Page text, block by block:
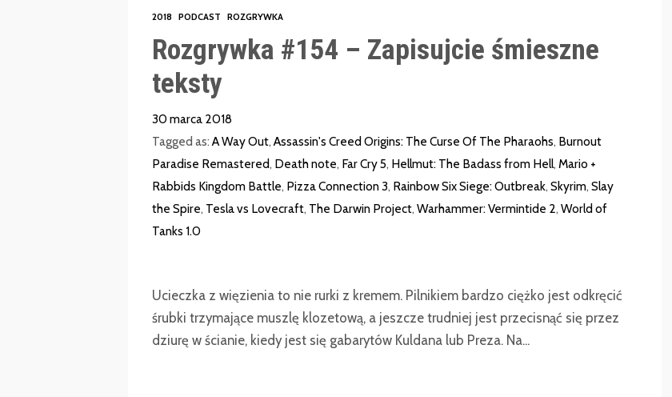
2018 PODCAST ROZGRYWKA
Rozgrywka #154 – Zapisujcie śmieszne
teksty
30 marca 2018
Tagged as: A Way Out, Assassin's Creed Origins: The Curse Of The Pharaohs, Burnout
Paradise Remastered, Death note, Far Cry 5, Hellmut: The Badass from Hell, Mario +
Rabbids Kingdom Battle, Pizza Connection 3, Rainbow Six Siege: Outbreak, Skyrim, Slay
the Spire, Tesla vs Lovecraft, The Darwin Project, Warhammer: Vermintide 2, World of
Tanks 1.0
Ucieczka z więzienia to nie rurki z kremem. Pilnikiem bardzo ciężko jest odkręcić
śrubki trzymające muszlę klozetową, a jeszcze trudniej jest przecisnąć się przez
dziurę w ścianie, kiedy jest się gabarytów Kuldana lub Preza. Na...